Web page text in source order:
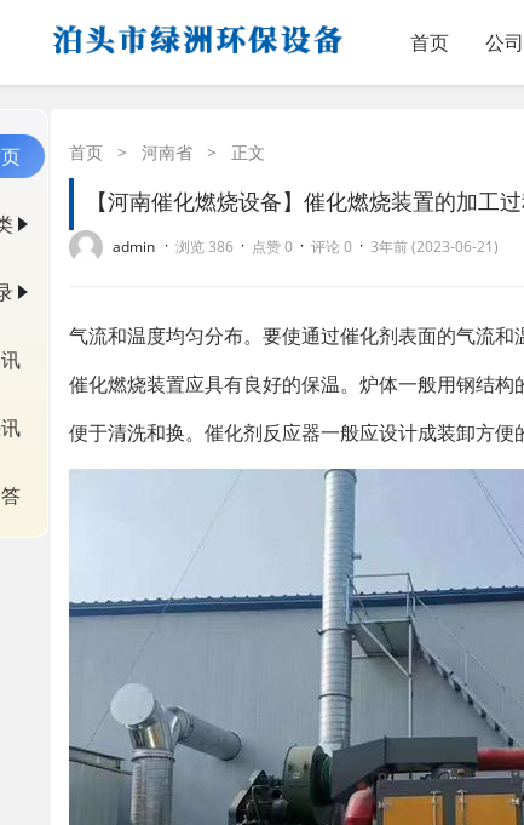
首页 公
首页 > 河南省 > 正文
【河南催化燃烧设备】催化燃烧装置的加工
admin · 浏览 386 · 点赞 0 · 评论 0 · 3年前 (2023-06-21)
气流和温度均匀分布。要使通过催化剂表面的气流和
催化燃烧装置应具有良好的保温。炉体一般用钢结构
便于清洗和换。催化剂反应器一般应设计成装卸方便